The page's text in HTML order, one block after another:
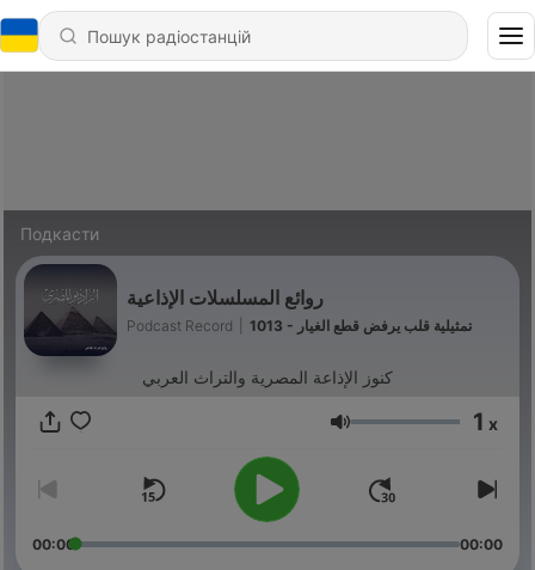
Подкасти
روائع المسلسلات الإذاعية
Podcast Record 1013 - تمثيلية قلب يرفض قطع الغيار
كنوز الإذاعة المصرية والتراث العربي
Гучність 1 x
00:00 00:00